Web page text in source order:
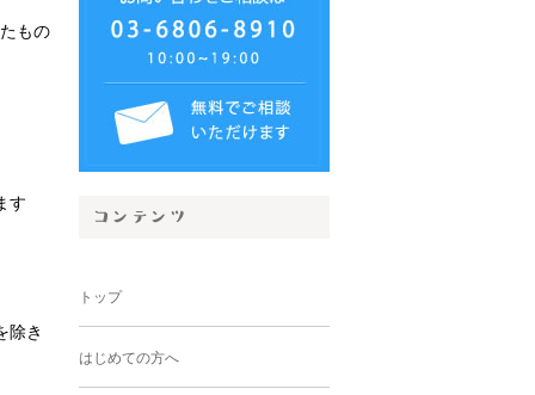
トップ
はじめての方へ
もの
す
除き